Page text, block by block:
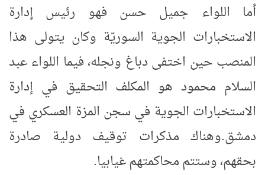
أما اللواء جميل حسن فهو رئيس إدارة
الاستخبارات الجوية السوريّة وكان يتولى هذا
المنصب حين اختفى دباغ ونجله، فيما اللواء عبد
السلام محمود هو المكلف التحقيق في إدارة
الاستخبارات الجوية في سجن المزة العسكري في
دمشق.وهناك مذكرات توقيف دولية صادرة
بحقهم، وستتم محاكمتهم غيابيا.